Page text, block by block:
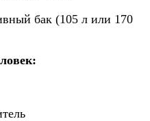
бак (105 л или 170